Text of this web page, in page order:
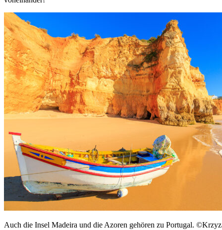
Auch die Insel Madeira und die Azoren gehören zu Portugal.